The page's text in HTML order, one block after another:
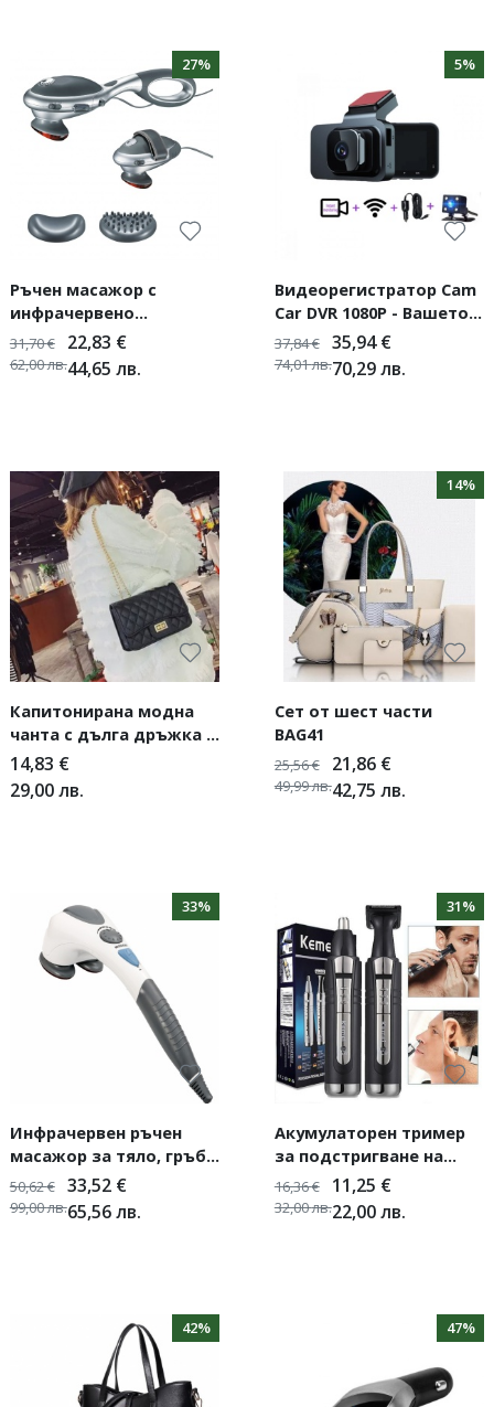
27%
Ръчен масажор с
инфрачервено
загряване 2в1
22,83 €
44,65 лв.
31,70€
62,00лв.
5%
Видеорегистратор Cam
Car DVR 1080P - Вашето
надеждно око на пътя
35,94€
70,29лв.
37,84€
74,01лв.
Капитонирана модна
чанта с дълга дръжка в
златисти цвят
14,83 €
29,00лв.
14%
Сет от шест части
BAG41
21,86 €
42,75 лв.
25,56€
49,99лв.
33%
Инфрачервен ръчен
масажор за тяло, гръб
и врат Beurer MG80
33,52 €
65,56лв.
50,62€
99,00лв.
31%
Акумулаторен тример
за подстригване на
коса и брада 2в1 - KEMEI
11,25 €
22,00лв.
16,36€
32,00лв.
42% 47%